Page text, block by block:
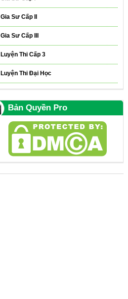
Gia Sư Cấp II
Gia Sư Cấp III
Luyện Thi Cấp 3
Luyện Thi Đại Học
Bản Quyền Pro